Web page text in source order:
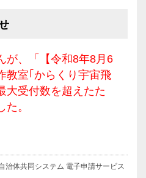
が、「【令和8年8月6
教室｢からくり宇宙飛
大受付数を超えたた
。
治体共同システム 電子申請サービス